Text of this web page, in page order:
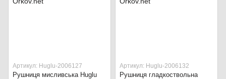
Артикул: Huglu-2006127
Рушниця мисливська Huglu
Артикул: Huglu-2006132
Рушниця гладкоствольна